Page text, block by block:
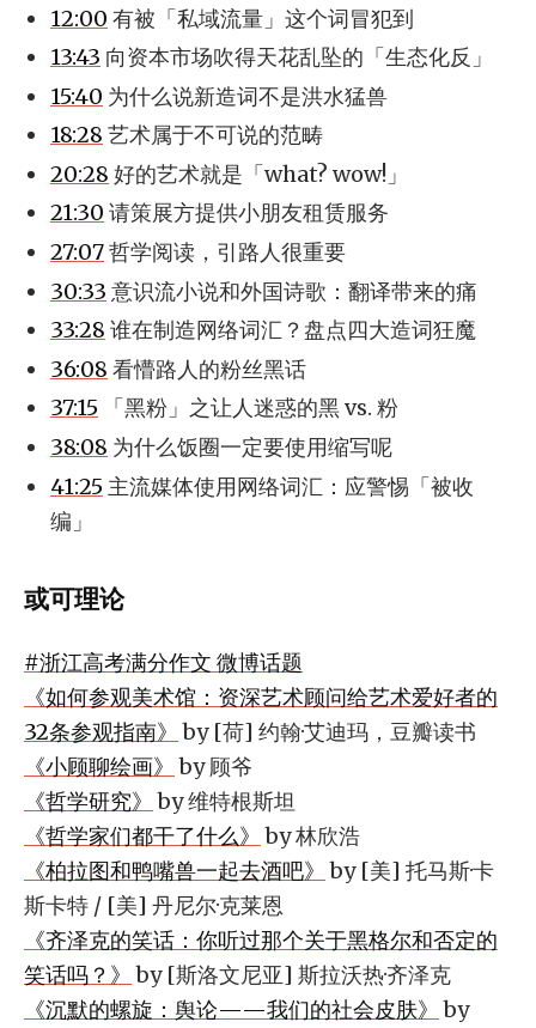
12:00 有被「私域流量」这个词冒犯到
13:43 向资本市场吹得天花乱坠的「生态化反」
15:40 为什么说新造词不是洪水猛兽
18:28 艺术属于不可说的范畴
20:28 好的艺术就是「what? wow!」
21:30 请策展方提供小朋友租赁服务
27:07哲学阅读，引路人很重要
30:33 意识流小说和外国诗歌：翻译带来的痛
33:28 谁在制造网络词汇？盘点四大造词狂魔
36:08 看懵路人的粉丝黑话
37:15 「黑粉」之让人迷惑的黑 vs. 粉
38:08 为什么饭圈一定要使用缩写呢
41:25 主流媒体使用网络词汇：应警惕「被收
编」
或可理论
#浙江高考满分作文 微博话题
《如何参观美术馆：资深艺术顾问给艺术爱好者的
32条参观指南》 by [荷] 约翰·艾迪玛，豆瓣读书
《小顾聊绘画》 by 顾爷
《哲学研究》 by 维特根斯坦
《哲学家们都干了什么》 by 林欣浩
《柏拉图和鸭嘴兽一起去酒吧》 by [美] 托马斯·卡
斯卡特 / [美] 丹尼尔·克莱恩
《齐泽克的笑话：你听过那个关于黑格尔和否定的
笑话吗？》 by [斯洛文尼亚] 斯拉沃热·齐泽克
《沉默的螺旋：舆论——我们的社会皮肤》 by